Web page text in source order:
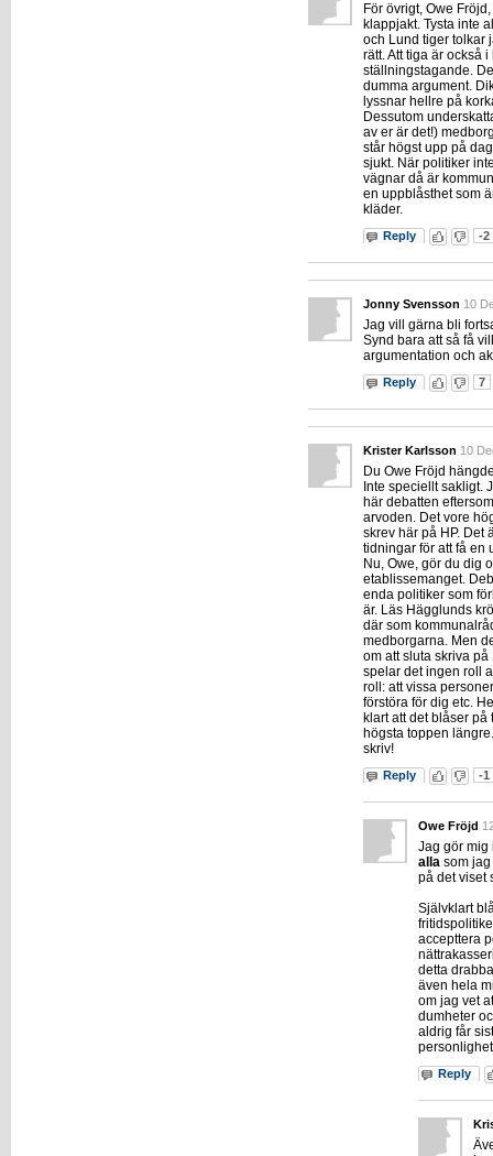
För övrigt, Owe
klappjakt. Tysta inte
och Lund tiger tolkar
rätt. Att tiga är också
ställningstagande.
dumma argument.
lyssnar hellre på
Dessutom
av er är det!)
står högst upp på
sjukt. När politiker
vägnar då är
en uppblåsthet som
kläder.
Reply -2
Jonny Svensson 10
Jag vill gärna bli
Synd bara att så få
argumentation och
Reply 7
Krister Karlsson 10
Du Owe Fröjd
Inte speciellt sakligt.
här debatten
arvoden. Det vore
skrev här på HP. Det
tidningar för att få en
Nu, Owe, gör du dig
etablissemanget.
enda politiker som
är. Läs Hägglunds
där som
medborgarna. Men
om att sluta skriva
spelar det ingen roll
roll: att vissa
förstöra för dig etc.
klart att det blåser
högsta toppen
skriv!
Reply -1
Owe Fröjd
Jag gör mig
alla som
på det viset
Självklart
accepttera
detta
även hela
om jag vet
dumheter
aldrig får
Reply